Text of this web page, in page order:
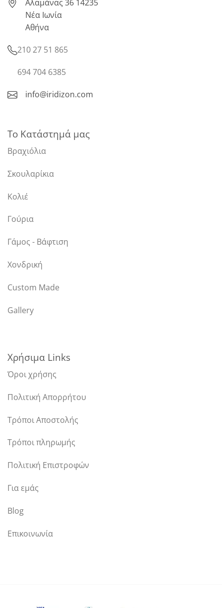
Αλαμάνας 36 14235
Νέα Ιωνία
Αθήνα
210 27 51 865
694 704 6385
info@iridizon.com
Το Κατάστημά μας
Βραχιόλια
Σκουλαρίκια
Κολιέ
Γούρια
Γάμος - Βάφτιση
Χονδρική
Custom Made
Gallery
Χρήσιμα Links
Όροι χρήσης
Πολιτική Απορρήτου
Τρόποι Αποστολής
Τρόποι πληρωμής
Πολιτική Επιστροφών
Για εμάς
Blog
Επικοινωνία